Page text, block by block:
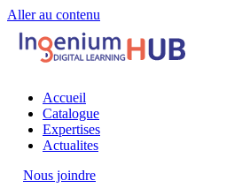
Aller au contenu
Accueil
Catalogue
Expertises
Actualites
Nous joindre